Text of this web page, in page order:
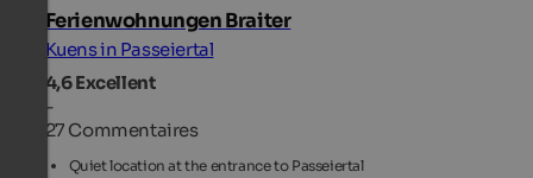
Ferienwohnungen Braiter
Kuens in Passeiertal
4,6Excellent
-
27 Commentaires
Quiet location at the entrance to Passeiertal